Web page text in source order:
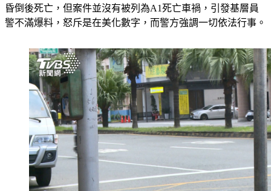
人還有意識，送醫返家休養，沒想到在7小時後家屬發現婦人
昏倒後死亡，但案件並沒有被列為A1死亡車禍，引發基層員